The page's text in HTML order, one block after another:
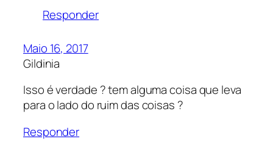
Responder
Maio 16, 2017
Gildinia
Isso é verdade ? tem alguma coisa que leva
para o lado do ruim das coisas ?
Responder